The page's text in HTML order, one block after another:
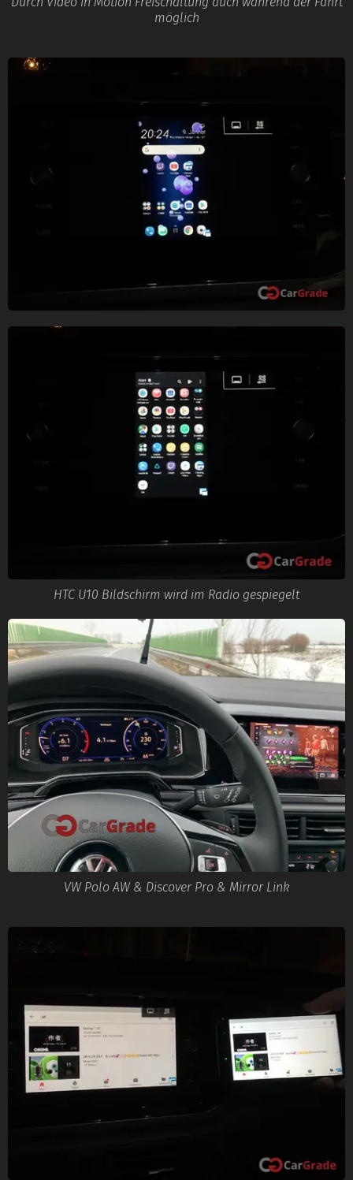
möglich
HTC U10 Bildschirm wird im Radio gespiegelt
VW Polo AW & Discover Pro & Mirror Link